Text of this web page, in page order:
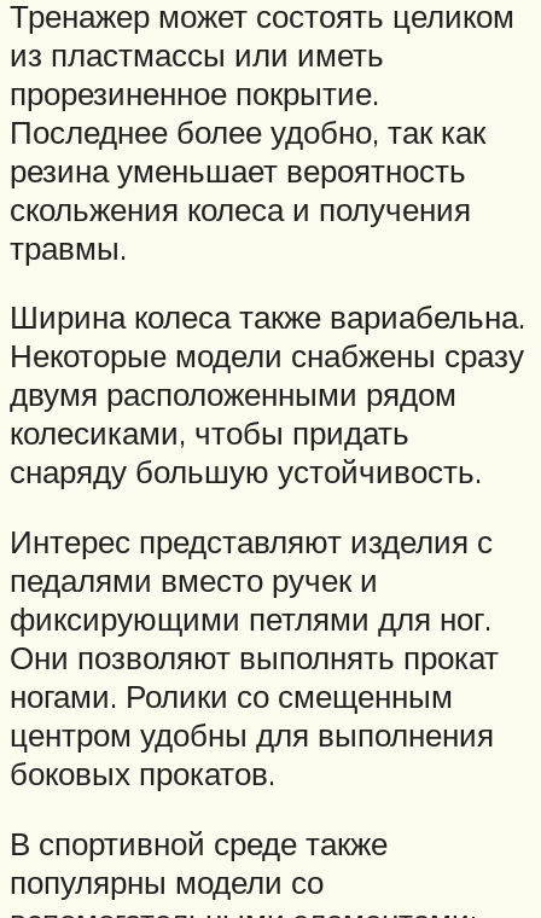
Тренажер может состоять целиком
из пластмассы или иметь
прорезиненное покрытие.
Последнее более удобно, так как
резина уменьшает вероятность
скольжения колеса и получения
травмы.
Ширина колеса также вариабельна.
Некоторые модели снабжены сразу
двумя расположенными рядом
колесиками, чтобы придать
снаряду большую устойчивость.
Интерес представляют изделия с
педалями вместо ручек и
фиксирующими петлями для ног.
Они позволяют выполнять прокат
ногами. Ролики со смещенным
центром удобны для выполнения
боковых прокатов.
В спортивной среде также
популярны модели со